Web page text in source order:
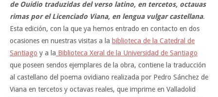
de Ouidio traduzidas del verso latino, en tercetos, octauas
rimas por el Licenciado Viana, en lengua vulgar castellana.
Esta edición, con la que ya hemos entrado en contacto en dos
ocasiones en nuestras visitas a la biblioteca de la Catedral de
Santiago y a la Biblioteca Xeral de la Universidad de Santiago
que poseen sendos ejemplares de la obra, contiene la traducción
al castellano del poema ovidiano realizada por Pedro Sánchez de
Viana en tercetos y octavas reales, que imprime en Valladolid